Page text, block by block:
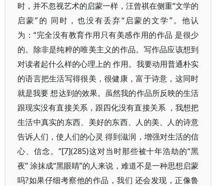
时，并不忽视艺术的启蒙一样，汪曾祺在侧重“文学的
启蒙”的 同时，也没有丢弃“启蒙的文学”。他认
为：“完全没有教育作用只有美感作用的作品 是很少
的。除非是纯粹的唯美主义的作品。写作品应该想到
对读者起什么样的心理上的 作用。我要动用普通朴实
的语言把生活写得很美，很健康，富于诗意，这同时
就是我要 想达到的效果。虽然我的作品所反映的生活
跟现实没有直接关系，跟四化没有直接关系 ，我想把
生活中真实的东西、美好的东西、人的美、人的诗意
告诉人们，使人们的心灵 得到滋润，增强对生活的信
心、信念。”[7](285)这对当时那些被十年浩劫的“黑
夜” 涂抹成“黑眼睛”的人来说，难道不是一种思想启蒙
吗?如果仔细考察他的作品，我们 还会发现，正像鲁